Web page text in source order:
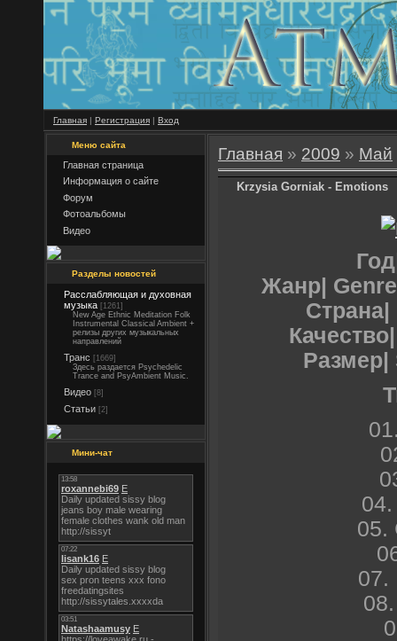
Главная | Регистрация | Вход
Меню сайта
Главная страница
Информация о сайте
Форум
Фотоальбомы
Видео
Разделы новостей
Расслабляющая и духовная
музыка [1261]
New Age Ethnic Meditation Folk
Instrumental Classical Ambient +
релизы других музыкальных
направлений
Транс [1669]
Здесь раздается Psychedelic
Trance and PsyAmbient Music.
Видео [8]
Статьи [2]
Мини-чат
Главная » 2009 » Май
Krzysia Gorniak - Emotions
Жанр|
Размер|
05.
07.